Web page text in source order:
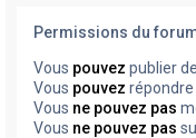
Permissions du
Vous pouvez publier
Vous pouvez
Vous ne pouvez pas
Vous ne pouvez pas